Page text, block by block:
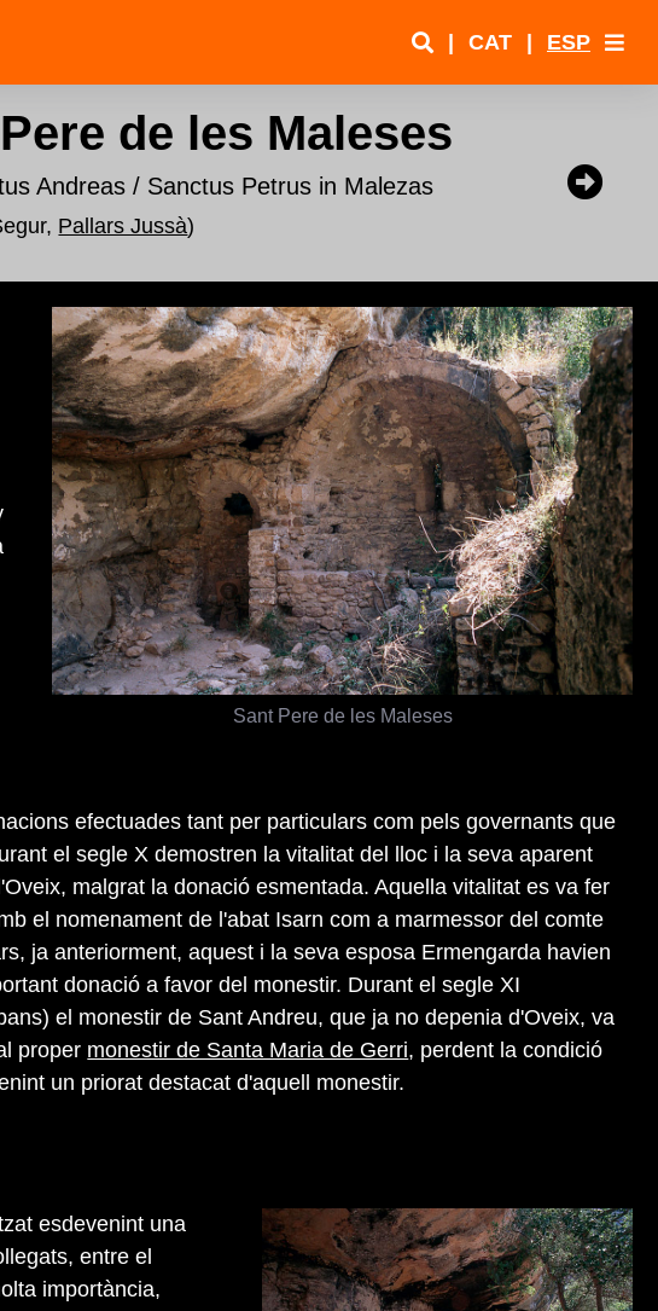
| CAT | ESP
de les Maleses
Andreas / Sanctus Petrus in Malezas
Pallars Jussà)
Sant Pere de les Maleses
efectuades tant per particulars com pels governants que
el segle X demostren la vitalitat del lloc i la seva aparent
malgrat la donació esmentada. Aquella vitalitat es va fer
el nomenament de l'abat Isarn com a marmessor del comte
ja anteriorment, aquest i la seva esposa Ermengarda havien
donació a favor del monestir. Durant el segle XI
el monestir de Sant Andreu, que ja no depenia d'Oveix, va
proper monestir de Santa Maria de Gerri, perdent la condició
un priorat destacat d'aquell monestir.
esdevenint una
entre el
importància,